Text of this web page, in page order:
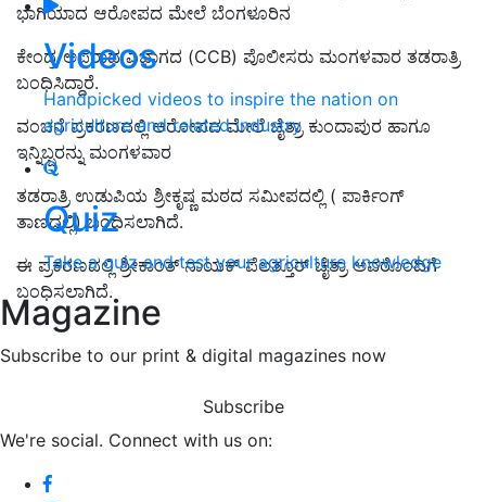
Videos
Handpicked videos to inspire the nation on
agriculture and related industry
Quiz
Take a quiz and test your agriculture knowledge
Magazine
Subscribe to our print & digital magazines now
Subscribe
We're social. Connect with us on:
ಭಾಗಿಯಾದ ಆರೋಪದ ಮೇಲೆ ಬೆಂಗಳೂರಿನ
ಕೇಂದ್ರ ಅಪರಾಧ ವಿಭಾಗದ (CCB) ಪೊಲೀಸರು ಮಂಗಳವಾರ ತಡರಾತ್ರಿ
ಬಂಧಿಸಿದ್ದಾರೆ.
ವಂಚನೆ ಪ್ರಕರಣದಲ್ಲಿ ಆರೋಪದ ಮೇಲೆ ಚೈತ್ರಾ ಕುಂದಾಪುರ ಹಾಗೂ
ಇನ್ನಿಬ್ಬರನ್ನು ಮಂಗಳವಾರ
ತಡರಾತ್ರಿ ಉಡುಪಿಯ ಶ್ರೀಕೃಷ್ಣ ಮಠದ ಸಮೀಪದಲ್ಲಿ ( ಪಾರ್ಕಿಂಗ್‌
ತಾಣದಲ್ಲಿ) ಬಂಧಿಸಲಾಗಿದೆ.
ಈ ಪ್ರಕರಣದಲ್ಲಿಶ್ರೀಕಾಂತ್ ನಾಯಕ್ ಪೆಲತ್ತೂರ್ ಚೈತ್ರಾ ಅವರೊಂದಿಗೆ
ಬಂಧಿಸಲಾಗಿದೆ.